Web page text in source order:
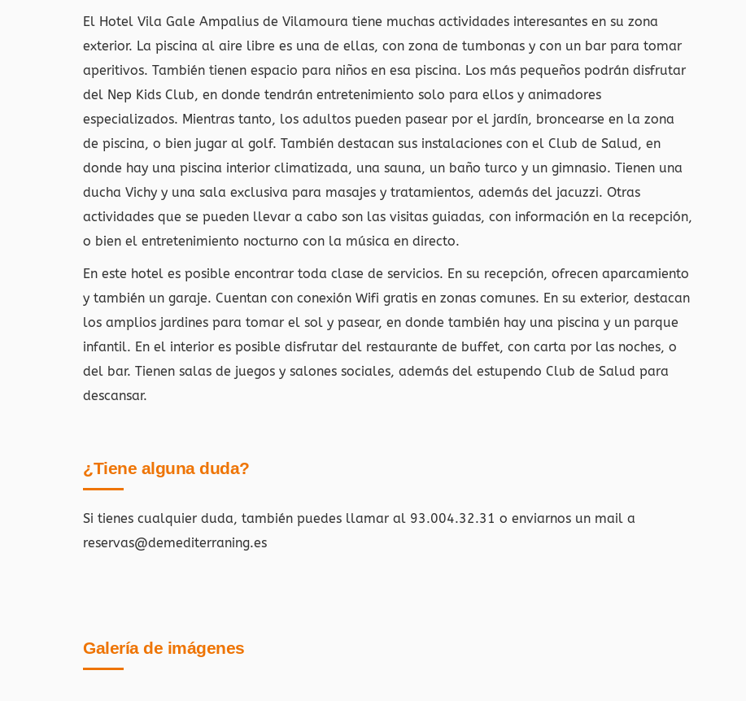
El Hotel Vila Gale Ampalius de Vilamoura tiene muchas actividades interesantes en su zona
exterior. La piscina al aire libre es una de ellas, con zona de tumbonas y con un bar para tomar
aperitivos. También tienen espacio para niños en esa piscina. Los más pequeños podrán disfrutar
del Nep Kids Club, en donde tendrán entretenimiento solo para ellos y animadores
especializados. Mientras tanto, los adultos pueden pasear por el jardín, broncearse en la zona
de piscina, o bien jugar al golf. También destacan sus instalaciones con el Club de Salud, en
donde hay una piscina interior climatizada, una sauna, un baño turco y un gimnasio. Tienen una
ducha Vichy y una sala exclusiva para masajes y tratamientos, además del jacuzzi. Otras
actividades que se pueden llevar a cabo son las visitas guiadas, con información en la recepción,
o bien el entretenimiento nocturno con la música en directo.
En este hotel es posible encontrar toda clase de servicios. En su recepción, ofrecen aparcamiento
y también un garaje. Cuentan con conexión Wifi gratis en zonas comunes. En su exterior, destacan
los amplios jardines para tomar el sol y pasear, en donde también hay una piscina y un parque
infantil. En el interior es posible disfrutar del restaurante de buffet, con carta por las noches, o
del bar. Tienen salas de juegos y salones sociales, además del estupendo Club de Salud para
descansar.
¿Tiene alguna duda?
Si tienes cualquier duda, también puedes llamar al 93.004.32.31 o enviarnos un mail a
reservas@demediterraning.es
Galería de imágenes